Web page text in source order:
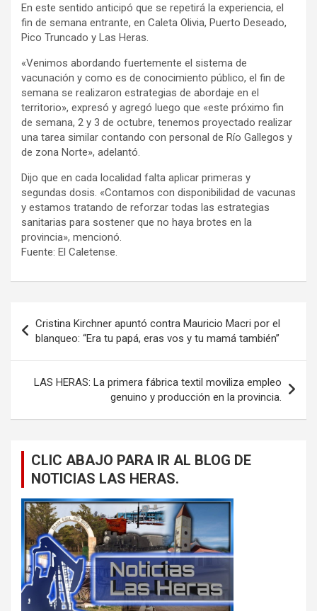
En este sentido anticipó que se repetirá la experiencia, el
fin de semana entrante, en Caleta Olivia, Puerto Deseado,
Pico Truncado y Las Heras.
«Venimos abordando fuertemente el sistema de
vacunación y como es de conocimiento público, el fin de
semana se realizaron estrategias de abordaje en el
territorio», expresó y agregó luego que «este próximo fin
de semana, 2 y 3 de octubre, tenemos proyectado realizar
una tarea similar contando con personal de Río Gallegos y
de zona Norte», adelantó.
Dijo que en cada localidad falta aplicar primeras y
segundas dosis. «Contamos con disponibilidad de vacunas
y estamos tratando de reforzar todas las estrategias
sanitarias para sostener que no haya brotes en la
provincia», mencionó.
Fuente: El Caletense.
de
entradas
Cristina Kirchner apuntó contra Mauricio Macri por el
blanqueo: “Era tu papá, eras vos y tu mamá también”
LAS HERAS: La primera fábrica textil moviliza empleo
genuino y producción en la provincia.
CLIC ABAJO PARA IR AL BLOG DE
NOTICIAS LAS HERAS.